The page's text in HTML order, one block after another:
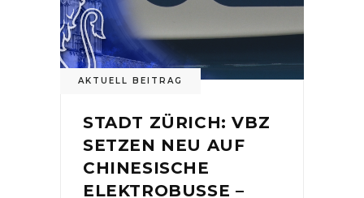
AKTUELL BEITRAG
STADT ZÜRICH: VBZ
SETZEN NEU AUF
CHINESISCHE
ELEKTROBUSSE –